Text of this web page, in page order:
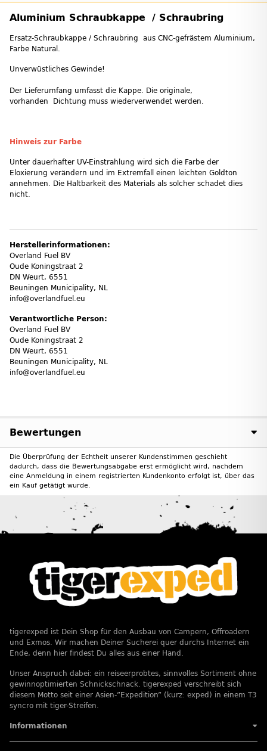
Aluminium Schraubkappe / Schraubring
Ersatz-Schraubkappe / Schraubring aus CNC-gefrästem Aluminium,
Farbe Natural.
Unverwüstliches Gewinde!
Der Lieferumfang umfasst die Kappe. Die originale,
vorhanden Dichtung muss wiederverwendet werden.
Hinweis zur Farbe
Unter dauerhafter UV-Einstrahlung wird sich die Farbe der
Eloxierung verändern und im Extremfall einen leichten Goldton
annehmen. Die Haltbarkeit des Materials als solcher schadet dies
nicht.
Herstellerinformationen:
Overland Fuel BV
Oude Koningstraat 2
DN Weurt, 6551
Beuningen Municipality, NL
info@overlandfuel.eu
Verantwortliche Person:
Overland Fuel BV
Oude Koningstraat 2
DN Weurt, 6551
Beuningen Municipality, NL
info@overlandfuel.eu
Bewertungen
Die Überprüfung der Echtheit unserer Kundenstimmen geschieht
dadurch, dass die Bewertungsabgabe erst ermöglicht wird, nachdem
eine Anmeldung in einem registrierten Kundenkonto erfolgt ist, über das
ein Kauf getätigt wurde.
tigerexped ist Dein Shop für den Ausbau von Campern, Offroadern
und Exmos. Wir machen Deiner Sucherei quer durchs Internet ein
Ende, denn hier findest Du alles aus einer Hand.
Unser Anspruch dabei: ein reiseerprobtes, sinnvolles Sortiment ohne
gewinnoptimierten Schnickschnack. tigerexped verschreibt sich
diesem Motto seit einer Asien-”Expedition” (kurz: exped) in einem T3
syncro mit tiger-Streifen.
Informationen